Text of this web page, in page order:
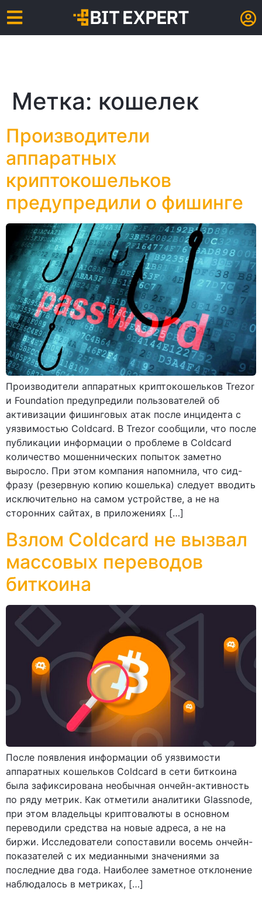
Метка: кошелек
Производители
аппаратных
криптокошельков
предупредили о фишинге
Производители аппаратных криптокошельков Trezor
и Foundation предупредили пользователей об
активизации фишинговых атак после инцидента с
уязвимостью Coldcard. В Trezor сообщили, что после
публикации информации о проблеме в Coldcard
количество мошеннических попыток заметно
выросло. При этом компания напомнила, что сид-
фразу (резервную копию кошелька) следует вводить
исключительно на самом устройстве, а не на
сторонних сайтах, в приложениях […]
Взлом Coldcard не вызвал
массовых переводов
биткоина
После появления информации об уязвимости
аппаратных кошельков Coldcard в сети биткоина
была зафиксирована необычная ончейн-активность
по ряду метрик. Как отметили аналитики Glassnode,
при этом владельцы криптовалюты в основном
переводили средства на новые адреса, а не на
биржи. Исследователи сопоставили восемь ончейн-
показателей с их медианными значениями за
последние два года. Наиболее заметное отклонение
наблюдалось в метриках, […]